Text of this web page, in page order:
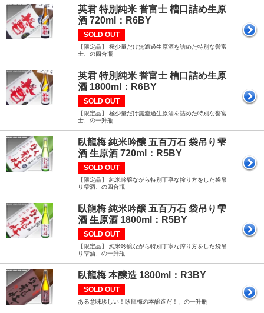
英君 特別純米 誉富士 槽口詰め生原
酒 720ml：R6BY
SOLD OUT
【限定品】 極少量だけ無濾過生原酒を詰めた特別な誉富
士、の四合瓶
英君 特別純米 誉富士 槽口詰め生原
酒 1800ml：R6BY
SOLD OUT
【限定品】 極少量だけ無濾過生原酒を詰めた特別な誉富
士、の一升瓶
臥龍梅 純米吟醸 五百万石 袋吊り雫
酒 生原酒 720ml：R5BY
SOLD OUT
【限定品】 純米吟醸ながら特別丁寧な搾り方をした袋吊
り雫酒、の四合瓶
臥龍梅 純米吟醸 五百万石 袋吊り雫
酒 生原酒 1800ml：R5BY
SOLD OUT
【限定品】 純米吟醸ながら特別丁寧な搾り方をした袋吊
り雫酒、の一升瓶
臥龍梅 本醸造 1800ml：R3BY
SOLD OUT
ある意味珍しい！臥龍梅の本醸造だ！、の一升瓶